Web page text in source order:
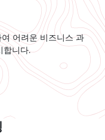
어려운 비즈니스 과
합니다.